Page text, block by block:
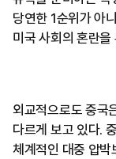
당연한 1순위가 아
미국 사회의 혼란
외교적으로도 중국
다르게 보고 있다.
체계적인 대중 압박